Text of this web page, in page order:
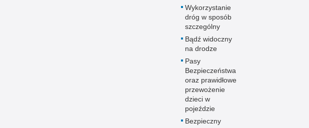
Wykorzystanie
dróg w sposób
szczególny
Bądź widoczny
na drodze
Pasy
Bezpieczeństwa
oraz prawidłowe
przewożenie
dzieci w
pojeździe
Bezpieczny